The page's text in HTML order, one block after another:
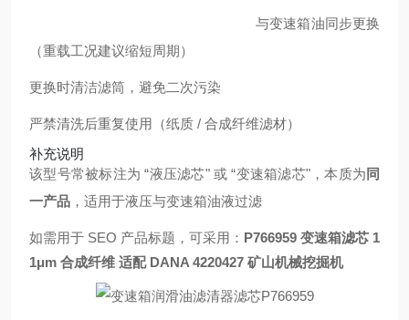
与变速箱油同步更换
（重载工况建议缩短周期）
更换时清洁滤筒，避免二次污染
严禁清洗后重复使用（纸质 / 合成纤维滤材）
补充说明
该型号常被标注为 “液压滤芯" 或 “变速箱滤芯"，本质为 同
一产品 ，适用于液压与变速箱油液过滤
如需用于 SEO 产品标题，可采用： P766959 变速箱滤芯 1
1μm 合成纤维 适配 DANA 4220427 矿山机械挖掘机